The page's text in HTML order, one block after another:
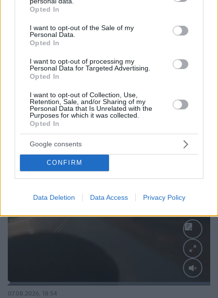
grant or deny consent to Google and its third-party tags to
use your data for below specified purposes in below Google
consent section.
Opted In
I want to opt-out of the Sale of my
Personal Data.
Opted In
I want to opt-out of processing my
Personal Data for Targeted Advertising.
Opted In
I want to opt-out of Collection, Use,
Retention, Sale, and/or Sharing of my
Personal Data that Is Unrelated with the
Purposes for which it was collected.
Opted In
Google consents
CONFIRM
Data Deletion Data Access Privacy Policy
Είδος υπό εξαφάνιση οι υπερπολύτεκνοι στην
Ελλάδα που γερνάει: Τα... δύο ταψιά μεσημεριανό,
τα επιδόματα, η καθημερινότητά τους
07.08.2026, 15:59
Loaded:
07.08.2026, 18:54